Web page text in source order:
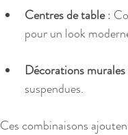
Centres de table :
pour un look
Décorations murales
suspendues.
Ces combinaisons